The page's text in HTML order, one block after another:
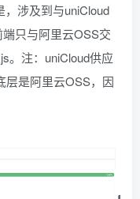
，涉及到与uniCloud
只与阿里云OSS交
。注：uniCloud供应
层是阿里云OSS，因